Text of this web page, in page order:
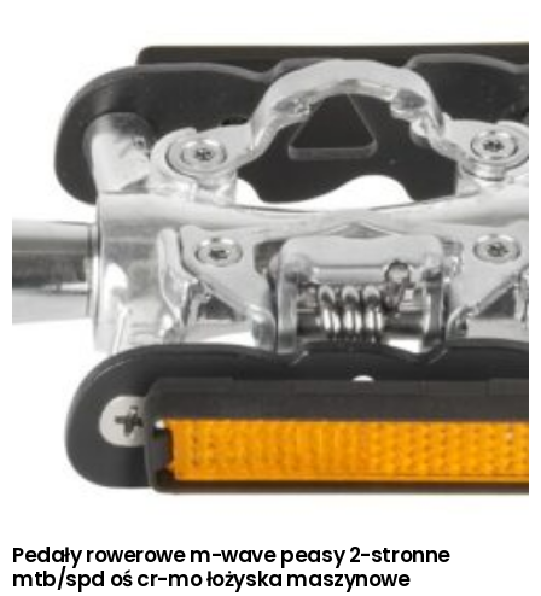
Pedały rowerowe m-wave peasy 2-stronne
mtb/spd oś cr-mo łożyska maszynowe